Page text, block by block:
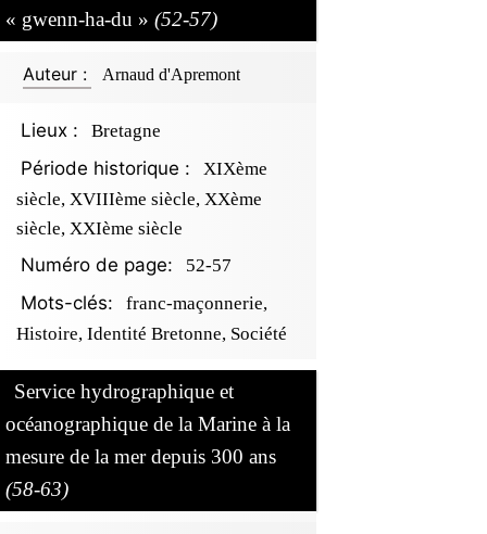
« gwenn-ha-du » (52-57)
Auteur : Arnaud d'Apremont
Lieux : Bretagne
Période historique :
XIXème
siècle, XVIIIème siècle, XXème
siècle, XXIème siècle
Numéro de page: 52-57
Mots-clés:
franc-maçonnerie,
Histoire, Identité Bretonne, Société
Service hydrographique et
océanographique de la Marine à la
mesure de la mer depuis 300 ans
(58-63)